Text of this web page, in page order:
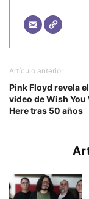
Artículo anterior
Pink Floyd revela
video de Wish You
Here tras 50 años